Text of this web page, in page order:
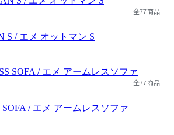
全77商品
S / エメ オットマン S
全77商品
/ エメ アームレスソファ